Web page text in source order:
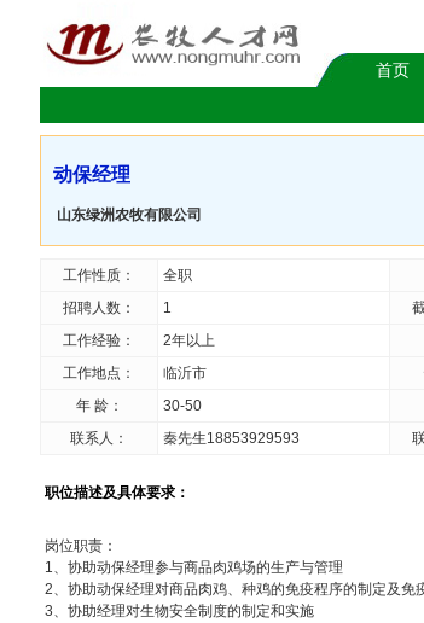
首页
动保经理
山东绿洲农牧有限公司
工作性质： 全职
招聘人数：
1
工作经验：
2年以上
工作地点：
临沂市
年 龄：
30-50
联系人：
秦先生18853929593
职位描述及具体要求：
岗位职责：
1、协助动保经理参与商品肉鸡场的生产与管理
2、协助动保经理对商品肉鸡、种鸡的免疫程序的制定及免
3、协助经理对生物安全制度的制定和实施